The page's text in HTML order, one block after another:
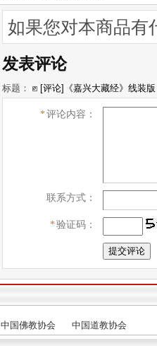
如果您对本商品有
发表评论
标题：
*评论内容：
联系方式：
*验证码：
中国佛教协会 中国道教协会